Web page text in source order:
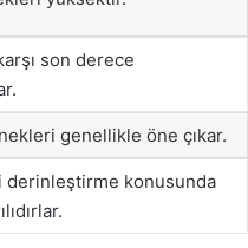
son derece
genellikle öne çıkar.
derinleştirme konusunda